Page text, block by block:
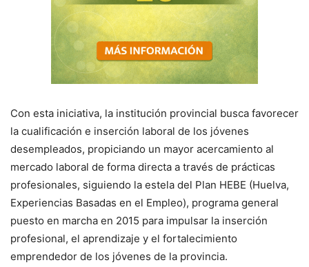
Con esta iniciativa, la institución provincial busca favorecer
la cualificación e inserción laboral de los jóvenes
desempleados, propiciando un mayor acercamiento al
mercado laboral de forma directa a través de prácticas
profesionales, siguiendo la estela del Plan HEBE (Huelva,
Experiencias Basadas en el Empleo), programa general
puesto en marcha en 2015 para impulsar la inserción
profesional, el aprendizaje y el fortalecimiento
emprendedor de los jóvenes de la provincia.